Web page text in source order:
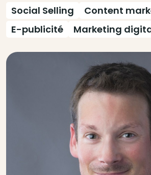
Social Selling
Content
E-publicité
Marketing